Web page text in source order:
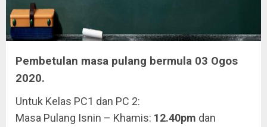
Pembetulan masa pulang bermula 03 Ogos
2020.
Untuk Kelas PC1 dan PC 2:
Masa Pulang Isnin – Khamis: 12.40pm dan